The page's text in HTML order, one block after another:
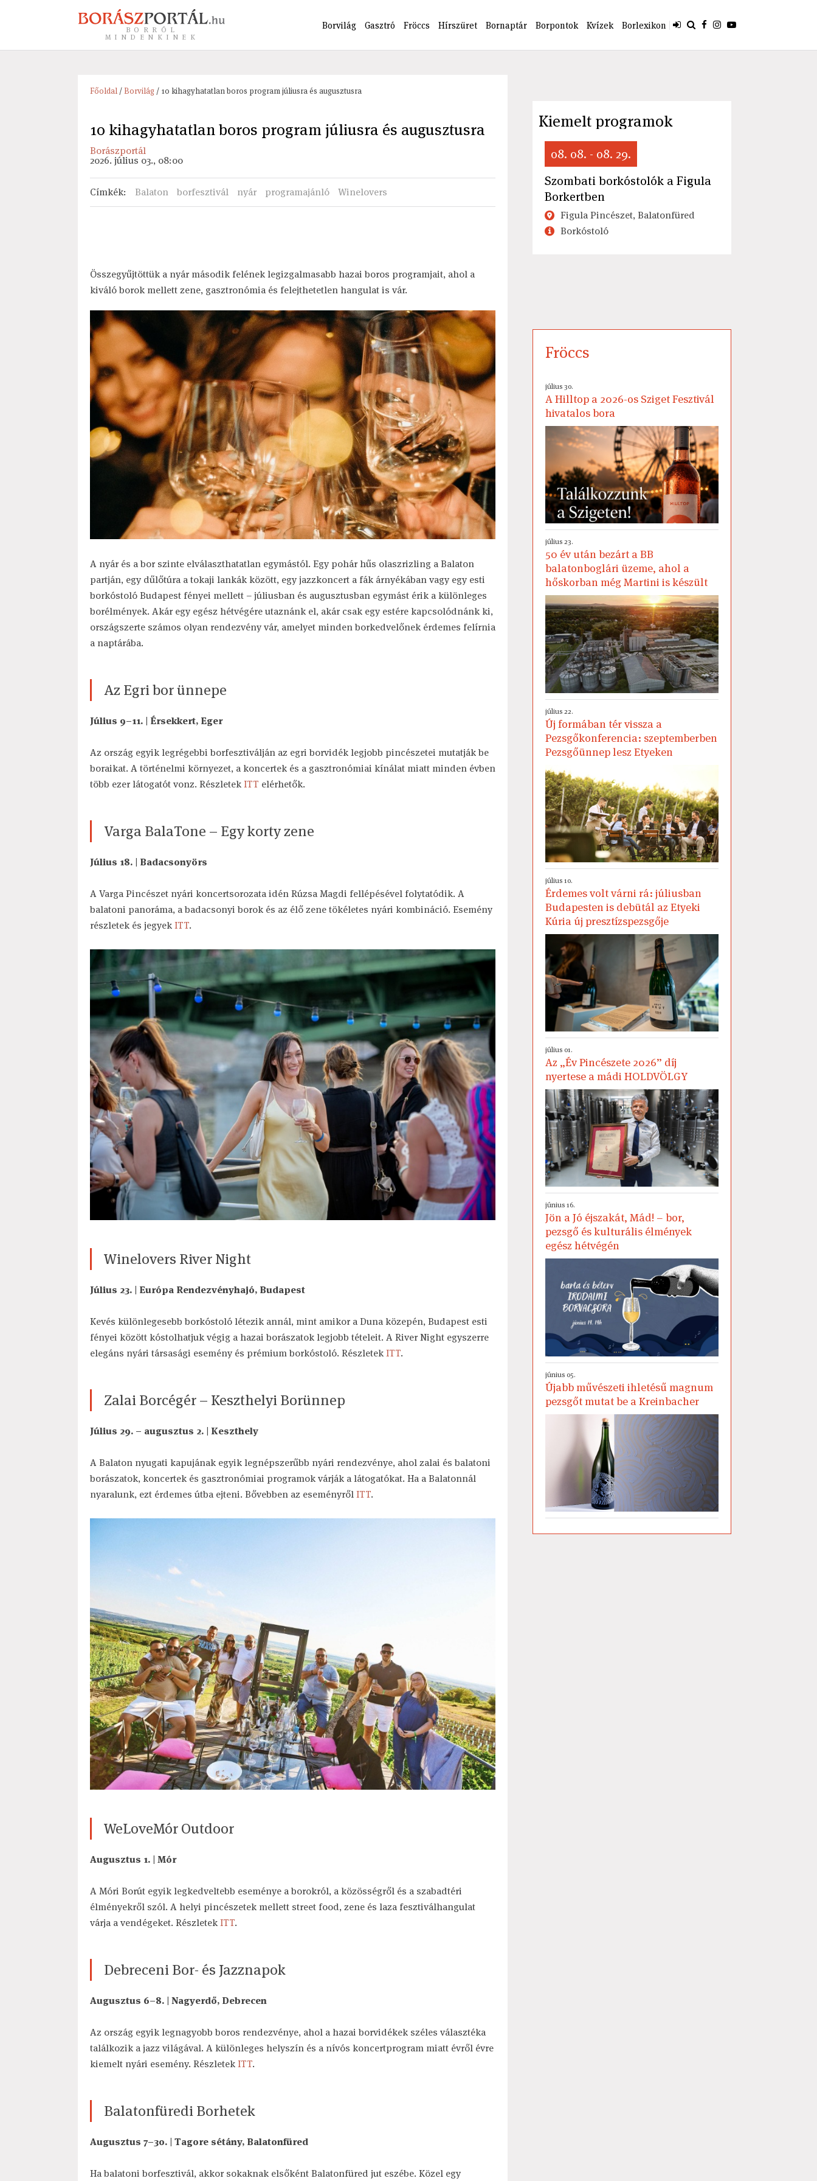
BORRÓL
MINDENKINEK
Borvilág Gasztró Fröccs Hírszüret Bornaptár Borpontok Kvízek Borlexikon
Főoldal/Borvilág/ 10 kihagyhatatlan boros program júliusra és augusztusra
10 kihagyhatatlan boros program júliusra és augusztusra
Borászportál
2026. július 03., 08:00
Címkék: Balaton borfesztivál nyár programajánló Winelovers
Összegyűjtöttük a nyár második felének legizgalmasabb hazai boros programjait, ahol a
kiváló borok mellett zene, gasztronómia és felejthetetlen hangulat is vár.
A nyár és a bor szinte elválaszthatatlan egymástól. Egy pohár hűs olaszrizling a Balaton
partján, egy dűlőtúra a tokaji lankák között, egy jazzkoncert a fák árnyékában vagy egy esti
borkóstoló Budapest fényei mellett – júliusban és augusztusban egymást érik a különleges
borélmények. Akár egy egész hétvégére utaznánk el, akár csak egy estére kapcsolódnánk ki,
országszerte számos olyan rendezvény vár, amelyet minden borkedvelőnek érdemes felírnia
a naptárába.
Az Egri bor ünnepe
Július 9–11. | Érsekkert, Eger
Az ország egyik legrégebbi borfesztiválján az egri borvidék legjobb pincészetei mutatják be
boraikat. A történelmi környezet, a koncertek és a gasztronómiai kínálat miatt minden évben
több ezer látogatót vonz. RészletekITT elérhetők.
Varga BalaTone – Egy korty zene
Július 18. | Badacsonyörs
A Varga Pincészet nyári koncertsorozata idén Rúzsa Magdi fellépésével folytatódik. A
balatoni panoráma, a badacsonyi borok és az élő zene tökéletes nyári kombináció. Esemény
részletek és jegyekITT.
Winelovers River Night
Július 23. | Európa Rendezvényhajó, Budapest
Kevés különlegesebb borkóstoló létezik annál, mint amikor a Duna közepén, Budapest esti
fényei között kóstolhatjuk végig a hazai borászatok legjobb tételeit. A River Night egyszerre
elegáns nyári társasági esemény és prémium borkóstoló. RészletekITT.
Zalai Borcégér – Keszthelyi Borünnep
Július 29. – augusztus 2. | Keszthely
A Balaton nyugati kapujának egyik legnépszerűbb nyári rendezvénye, ahol zalai és balatoni
borászatok, koncertek és gasztronómiai programok várják a látogatókat. Ha a Balatonnál
nyaralunk, ezt érdemes útba ejteni. Bővebben az eseményrőlITT.
WeLoveMór Outdoor
Augusztus 1. | Mór
A Móri Borút egyik legkedveltebb eseménye a borokról, a közösségről és a szabadtéri
élményekről szól. A helyi pincészetek mellett street food, zene és laza fesztiválhangulat
várja a vendégeket. RészletekITT.
Debreceni Bor- és Jazznapok
Augusztus 6–8. | Nagyerdő, Debrecen
Az ország egyik legnagyobb boros rendezvénye, ahol a hazai borvidékek széles választéka
találkozik a jazz világával. A különleges helyszín és a nívós koncertprogram miatt évről évre
kiemelt nyári esemény. RészletekITT.
Balatonfüredi Borhetek
Augusztus 7–30. | Tagore sétány, Balatonfüred
Ha balatoni borfesztivál, akkor sokaknak elsőként Balatonfüred jut eszébe. Közel egy
Kiemelt programok
08. 08. - 08. 29.
Szombati borkóstolók a Figula
Borkertben
Figula Pincészet, Balatonfüred
Borkóstoló
Fröccs
július 30.
A Hilltop a 2026-os Sziget Fesztivál
hivatalos bora
július 23.
50 év után bezárt a BB
balatonboglári üzeme, ahol a
hőskorban még Martini is készült
július 22.
Új formában tér vissza a
Pezsgőkonferencia: szeptemberben
Pezsgőünnep lesz Etyeken
július 10.
Érdemes volt várni rá: júliusban
Budapesten is debütál az Etyeki
Kúria új presztízspezsgője
július 01.
Az „Év Pincészete 2026” díj
nyertese a mádi HOLDVÖLGY
június 16.
Jön a Jó éjszakát, Mád! – bor,
pezsgő és kulturális élmények
egész hétvégén
június 05.
Újabb művészeti ihletésű magnum
pezsgőt mutat be a Kreinbacher